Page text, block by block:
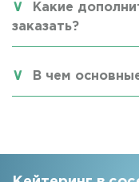
Какие
заказать?
В чем